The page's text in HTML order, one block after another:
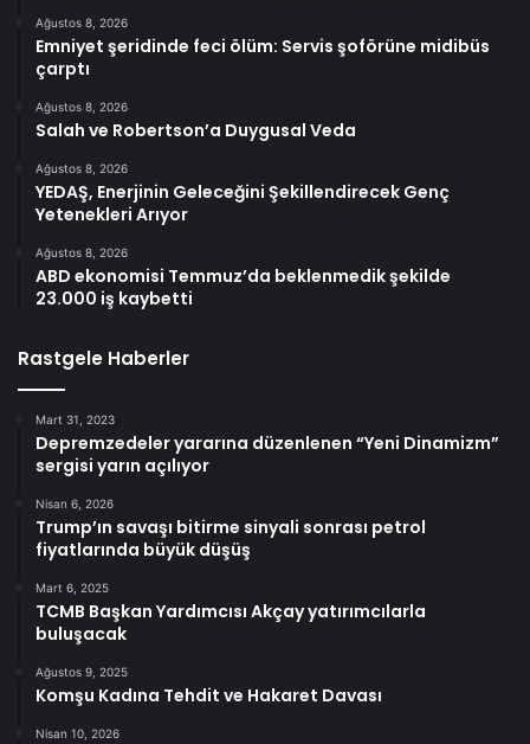
Ağustos 8, 2026
Emniyet şeridinde feci ölüm: Servis şoförüne midibüs
çarptı
Ağustos 8, 2026
Salah ve Robertson’a Duygusal Veda
Ağustos 8, 2026
YEDAŞ, Enerjinin Geleceğini Şekillendirecek Genç
Yetenekleri Arıyor
Ağustos 8, 2026
ABD ekonomisi Temmuz’da beklenmedik şekilde
23.000 iş kaybetti
Rastgele Haberler
Mart 31, 2023
Depremzedeler yararına düzenlenen “Yeni Dinamizm”
sergisi yarın açılıyor
Nisan 6, 2026
Trump’ın savaşı bitirme sinyali sonrası petrol
fiyatlarında büyük düşüş
Mart 6, 2025
TCMB Başkan Yardımcısı Akçay yatırımcılarla
buluşacak
Ağustos 9, 2025
Komşu Kadına Tehdit ve Hakaret Davası
Nisan 10, 2026